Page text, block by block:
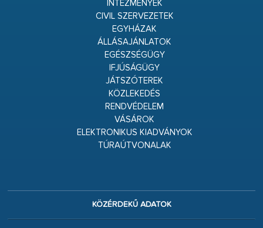
INTÉZMÉNYEK
CIVIL SZERVEZETEK
EGYHÁZAK
ÁLLÁSAJÁNLATOK
EGÉSZSÉGÜGY
IFJÚSÁGÜGY
JÁTSZÓTEREK
KÖZLEKEDÉS
RENDVÉDELEM
VÁSÁROK
ELEKTRONIKUS KIADVÁNYOK
TÚRAÚTVONALAK
KÖZÉRDEKŰ ADATOK